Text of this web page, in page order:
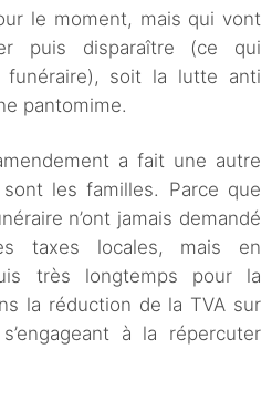
le moment, mais qui vont
puis disparaître (ce qui
funéraire), soit la lutte anti
pantomime.
a fait une autre
les familles. Parce que
n’ont jamais demandé
taxes locales, mais en
très longtemps pour la
la réduction de la TVA sur
à la répercuter